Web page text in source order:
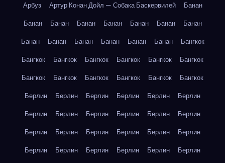
Арбуз
Артур Конан Дойл — Собака Баскервилей
Банан
Банан
Банан Банан Банан Банан Банан
Банан
Банан
Банан Банан Банан Банан Банан
Бангкок
Бангкок
Бангкок Бангкок Бангкок Бангкок
Бангкок
Бангкок
Бангкок Бангкок Бангкок Бангкок
Бангкок
Берлин
Берлин Берлин Берлин Берлин
Берлин
Берлин
Берлин Берлин Берлин Берлин
Берлин
Берлин
Берлин Берлин Берлин Берлин
Берлин
Берлин
Берлин Берлин Берлин Берлин
Берлин